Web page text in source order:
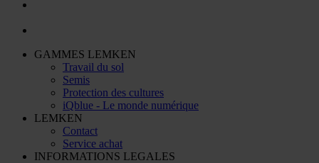
GAMMES LEMKEN
Travail du sol
Semis
Protection des cultures
iQblue - Le monde numérique
LEMKEN
Contact
Service achat
INFORMATIONS LEGALES